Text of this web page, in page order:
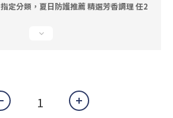
指定分類，夏日防護推薦 精選芳香調理 任2